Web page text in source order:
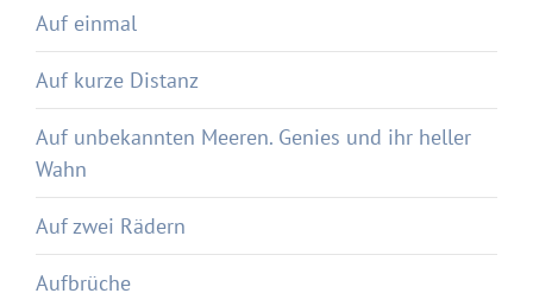
Auf einmal
Auf kurze Distanz
Auf unbekannten Meeren. Genies und ihr heller
Wahn
Auf zwei Rädern
Aufbrüche